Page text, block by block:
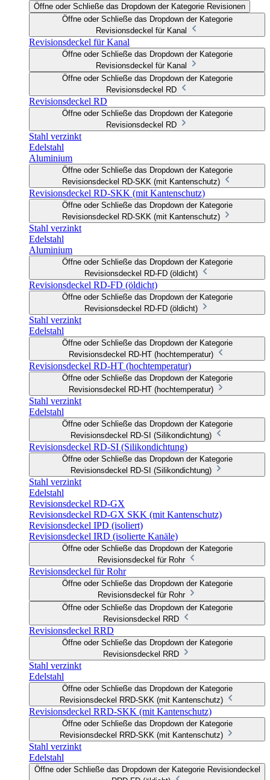
Öffne oder Schließe das Dropdown der Kategorie Revisionen
Öffne oder Schließe das Dropdown der Kategorie
Revisionsdeckel für Kanal
Revisionsdeckel für Kanal
Öffne oder Schließe das Dropdown der Kategorie
Revisionsdeckel für Kanal
Öffne oder Schließe das Dropdown der Kategorie
Revisionsdeckel RD
Revisionsdeckel RD
Öffne oder Schließe das Dropdown der Kategorie
Revisionsdeckel RD
Stahl verzinkt
Edelstahl
Aluminium
Öffne oder Schließe das Dropdown der Kategorie
Revisionsdeckel RD-SKK (mit Kantenschutz)
Revisionsdeckel RD-SKK (mit Kantenschutz)
Öffne oder Schließe das Dropdown der Kategorie
Revisionsdeckel RD-SKK (mit Kantenschutz)
Stahl verzinkt
Edelstahl
Aluminium
Öffne oder Schließe das Dropdown der Kategorie
Revisionsdeckel RD-FD (öldicht)
Revisionsdeckel RD-FD (öldicht)
Öffne oder Schließe das Dropdown der Kategorie
Revisionsdeckel RD-FD (öldicht)
Stahl verzinkt
Edelstahl
Öffne oder Schließe das Dropdown der Kategorie
Revisionsdeckel RD-HT (hochtemperatur)
Revisionsdeckel RD-HT (hochtemperatur)
Öffne oder Schließe das Dropdown der Kategorie
Revisionsdeckel RD-HT (hochtemperatur)
Stahl verzinkt
Edelstahl
Öffne oder Schließe das Dropdown der Kategorie
Revisionsdeckel RD-SI (Silikondichtung)
Revisionsdeckel RD-SI (Silikondichtung)
Öffne oder Schließe das Dropdown der Kategorie
Revisionsdeckel RD-SI (Silikondichtung)
Stahl verzinkt
Edelstahl
Revisionsdeckel RD-GX
Revisionsdeckel RD-GX SKK (mit Kantenschutz)
Revisionsdeckel IPD (isoliert)
Revisionsdeckel IRD (isolierte Kanäle)
Öffne oder Schließe das Dropdown der Kategorie
Revisionsdeckel für Rohr
Revisionsdeckel für Rohr
Öffne oder Schließe das Dropdown der Kategorie
Revisionsdeckel für Rohr
Öffne oder Schließe das Dropdown der Kategorie
Revisionsdeckel RRD
Revisionsdeckel RRD
Öffne oder Schließe das Dropdown der Kategorie
Revisionsdeckel RRD
Stahl verzinkt
Edelstahl
Öffne oder Schließe das Dropdown der Kategorie
Revisionsdeckel RRD-SKK (mit Kantenschutz)
Revisionsdeckel RRD-SKK (mit Kantenschutz)
Öffne oder Schließe das Dropdown der Kategorie
Revisionsdeckel RRD-SKK (mit Kantenschutz)
Stahl verzinkt
Edelstahl
Öffne oder Schließe das Dropdown der Kategorie Revisiondeckel